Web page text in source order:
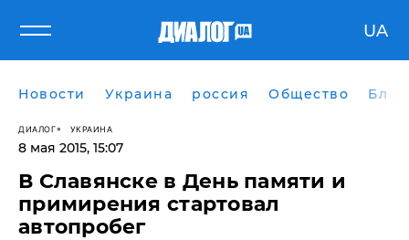
UA
Новости Украина россия Общество
ДИАЛОГ УКРАИНА
8 мая 2015, 15:07
​В Славянске в День памяти и
примирения стартовал
автопробег